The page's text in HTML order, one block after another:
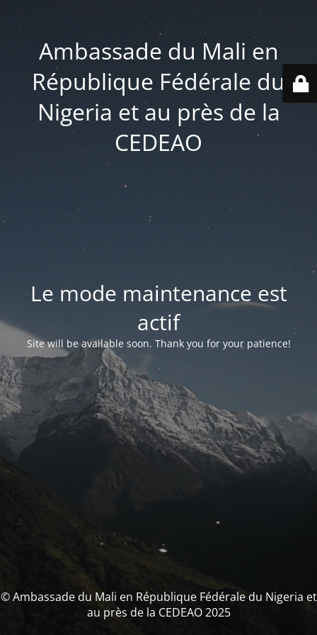
Ambassade du Mali en
République Fédérale du
Nigeria et au près de la
CEDEAO
Le mode maintenance est
actif
Site will be available soon. Thank you for your patience!
© Ambassade du Mali en République Fédérale du Nigeria et
au près de la CEDEAO 2025